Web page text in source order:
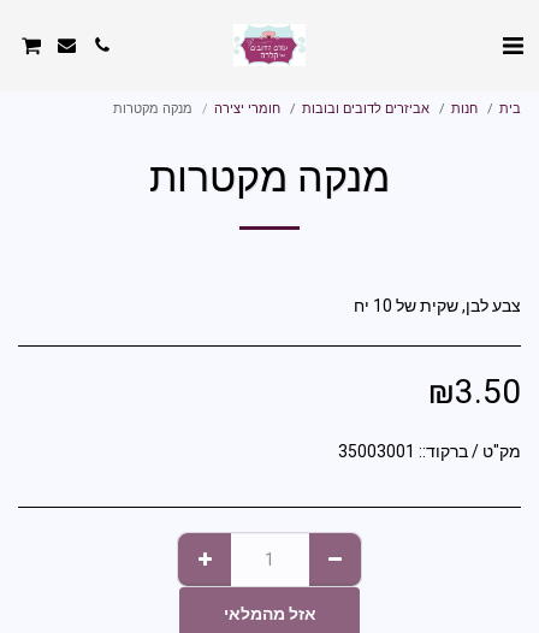
בית חנות אביזרים לדובים ובובות חומרי יצירה מנקה מקטרות
מנקה מקטרות
צבע לבן, שקית של 10 יח
₪3.50
מק"ט / ברקוד:: 35003001
אזל מהמלאי